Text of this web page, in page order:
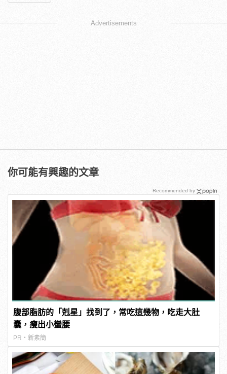
Advertisements
你可能有興趣的文章
腹部脂肪的「剋星」找到了，常吃這幾物，吃走大肚
囊，瘦出小蠻腰
PR・新素簡
Recommended by